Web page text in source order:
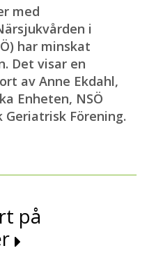
med
i
har minskat
Det visar en
av Anne Ekdahl,
Enheten, NSÖ
Geriatrisk Förening.
på